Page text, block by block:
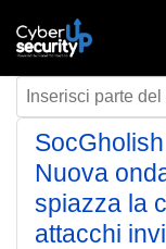
Inserisci parte del
Nuova
spiazza la
attacchi